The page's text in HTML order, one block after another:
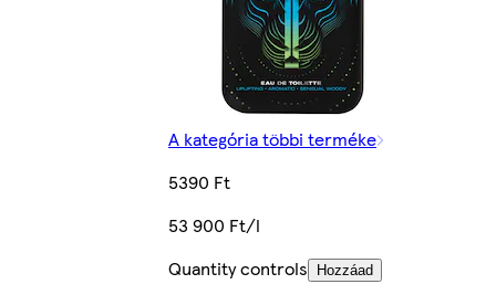
A kategória többi terméke
5390 Ft
53 900 Ft/l
Quantity controls
Hozzáad